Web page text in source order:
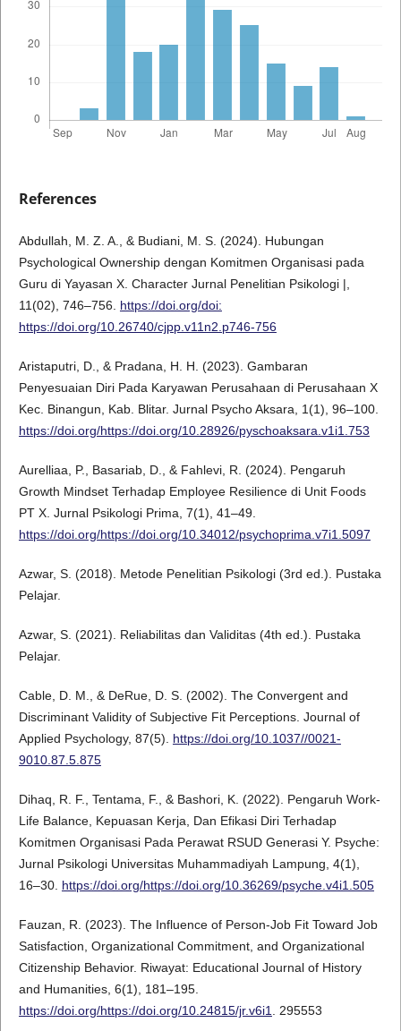
References
Abdullah, M. Z. A., & Budiani, M. S. (2024). Hubungan
Psychological Ownership dengan Komitmen Organisasi pada
Guru di Yayasan X. Character Jurnal Penelitian Psikologi |,
11(02), 746–756. https://doi.org/doi:
https://doi.org/10.26740/cjpp.v11n2.p746-756
Aristaputri, D., & Pradana, H. H. (2023). Gambaran
Penyesuaian Diri Pada Karyawan Perusahaan di Perusahaan X
Kec. Binangun, Kab. Blitar. Jurnal Psycho Aksara, 1(1), 96–100.
https://doi.org/https://doi.org/10.28926/pyschoaksara.v1i1.753
Aurelliaa, P., Basariab, D., & Fahlevi, R. (2024). Pengaruh
Growth Mindset Terhadap Employee Resilience di Unit Foods
PT X. Jurnal Psikologi Prima, 7(1), 41–49.
https://doi.org/https://doi.org/10.34012/psychoprima.v7i1.5097
Azwar, S. (2018). Metode Penelitian Psikologi (3rd ed.). Pustaka
Pelajar.
Azwar, S. (2021). Reliabilitas dan Validitas (4th ed.). Pustaka
Pelajar.
Cable, D. M., & DeRue, D. S. (2002). The Convergent and
Discriminant Validity of Subjective Fit Perceptions. Journal of
Applied Psychology, 87(5). https://doi.org/10.1037//0021-
9010.87.5.875
Dihaq, R. F., Tentama, F., & Bashori, K. (2022). Pengaruh Work-
Life Balance, Kepuasan Kerja, Dan Efikasi Diri Terhadap
Komitmen Organisasi Pada Perawat RSUD Generasi Y. Psyche:
Jurnal Psikologi Universitas Muhammadiyah Lampung, 4(1),
16–30. https://doi.org/https://doi.org/10.36269/psyche.v4i1.505
Fauzan, R. (2023). The Influence of Person-Job Fit Toward Job
Satisfaction, Organizational Commitment, and Organizational
Citizenship Behavior. Riwayat: Educational Journal of History
and Humanities, 6(1), 181–195.
https://doi.org/https://doi.org/10.24815/jr.v6i1. 295553